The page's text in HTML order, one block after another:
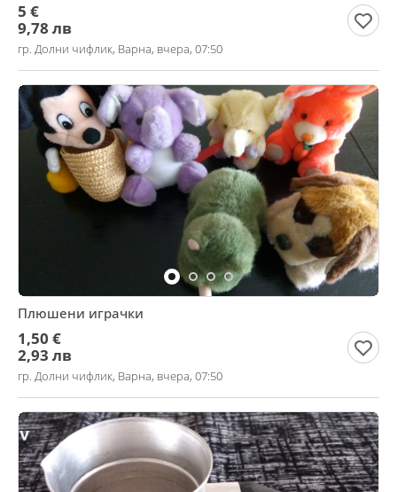
5 €
9,78 лв
гр. Долни чифлик, Варна, вчера, 07:50
Плюшени играчки
1,50 €
2,93 лв
гр. Долни чифлик, Варна, вчера, 07:50